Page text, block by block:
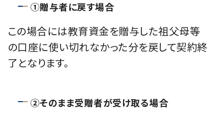
①贈与者に戻す場合
この場合には教育資⾦を贈与した祖⽗⺟等
の⼝座に使い切れなかった分を戻して契約終
了となります。
②そのまま受贈者が受け取る場合